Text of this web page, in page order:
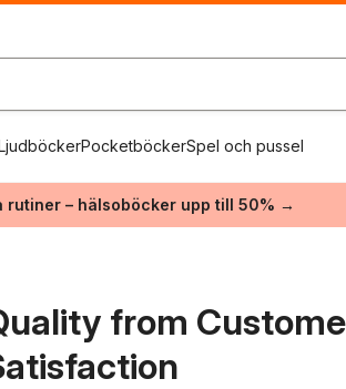
PocketböckerSpel och pussel
rutiner – hälsoböcker upp till 50% →
from